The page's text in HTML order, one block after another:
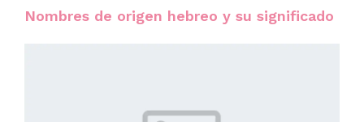
Nombres de origen hebreo y su significado